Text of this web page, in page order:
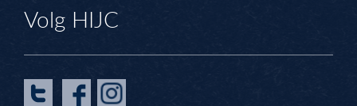
Volg HIJC